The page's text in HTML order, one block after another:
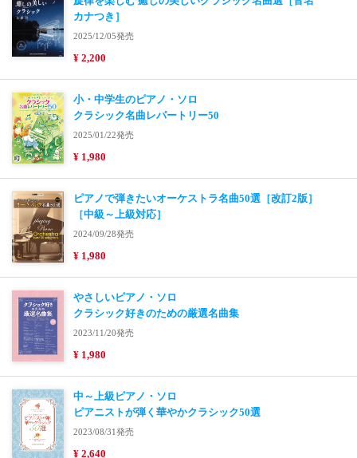
カナつき］
2025/12/05発売
¥ 2,200
小・中学生のピアノ・ソロ
クラシック名曲レパートリー50
2025/01/22発売
¥ 1,980
ピアノで弾きたいオーケストラ名曲50選［改訂2版］
［中級～上級対応］
2024/09/28発売
¥ 1,980
やさしいピアノ・ソロ
クラシック好きのための厳選名曲集
2023/11/20発売
¥ 1,980
中～上級ピアノ・ソロ
ピアニストが弾く華やかクラシック50選
2023/08/31発売
¥ 2,640